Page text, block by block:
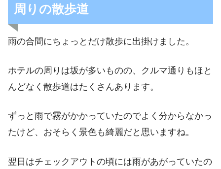
周りの散歩道
雨の合間にちょっとだけ散歩に出掛けました。
ホテルの周りは坂が多いものの、クルマ通りもほと
んどなく散歩道はたくさんあります。
ずっと雨で霧がかかっていたのでよく分からなかっ
たけど、おそらく景色も綺麗だと思いますね。
翌日はチェックアウトの頃には雨があがっていたの